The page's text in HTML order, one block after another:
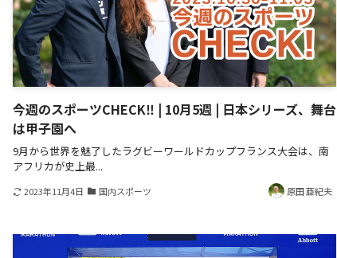
今週のスポーツCHECK‼ | 10月5週 | 日本シリーズ、舞台
は甲子園へ
9月から世界を魅了したラグビーワールドカップフランス大会は、南
アフリカが史上最...
2023年11月4日 国内スポーツ 原田 亜紀夫